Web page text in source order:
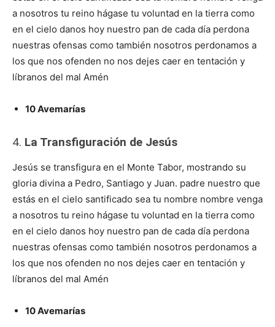
a nosotros tu reino hágase tu voluntad en la tierra como
en el cielo danos hoy nuestro pan de cada día perdona
nuestras ofensas como también nosotros perdonamos a
los que nos ofenden no nos dejes caer en tentación y
líbranos del mal Amén
10 Avemarías
4. La Transfiguración de Jesús
Jesús se transfigura en el Monte Tabor, mostrando su
gloria divina a Pedro, Santiago y Juan. padre nuestro que
estás en el cielo santificado sea tu nombre nombre venga
a nosotros tu reino hágase tu voluntad en la tierra como
en el cielo danos hoy nuestro pan de cada día perdona
nuestras ofensas como también nosotros perdonamos a
los que nos ofenden no nos dejes caer en tentación y
líbranos del mal Amén
10 Avemarías